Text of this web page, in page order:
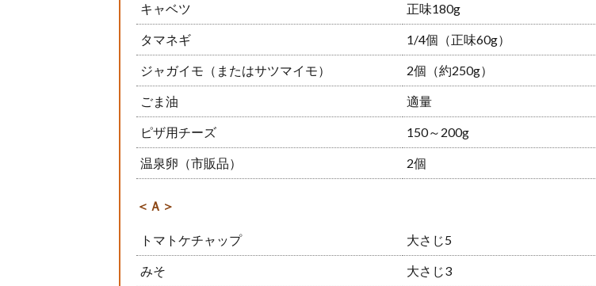
キャベツ 正味180g
タマネギ 1/4個（正味60g）
ジャガイモ（またはサツマイモ） 2個（約250g）
ごま油 適量
ピザ用チーズ 150～200g
温泉卵（市販品） 2個
＜Ａ＞
トマトケチャップ 大さじ5
みそ 大さじ3